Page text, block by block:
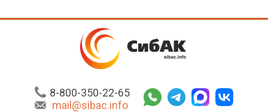
8-800-350-22-65
mail@sibac.info